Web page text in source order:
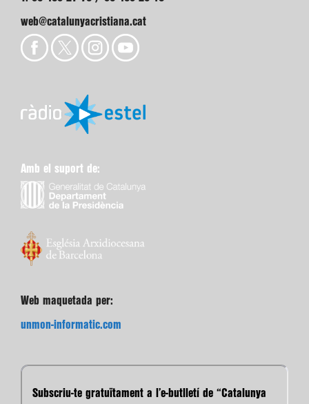
web@catalunyacristiana.cat
Amb el suport de:
Web maquetada per:
unmon-informatic.com
Subscriu-te gratuïtament a l’e-butlletí de “Catalunya